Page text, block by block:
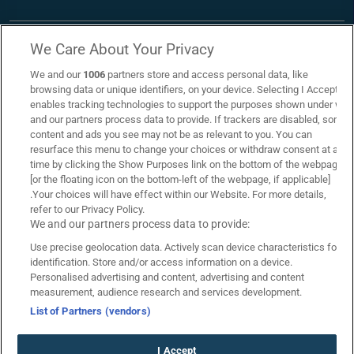
Επικοινωνία Links
Όροι Χρήσης Πολιτική Απορρήτου
Πολιτική Χρήσης Cookies Υπεύθυνος Στοιχηματισμός
Betarades Business Model
We Care About Your Privacy
We and our 1006 partners store and access personal data, like
browsing data or unique identifiers, on your device. Selecting I Accept
enables tracking technologies to support the purposes shown under we
and our partners process data to provide. If trackers are disabled, some
content and ads you see may not be as relevant to you. You can
resurface this menu to change your choices or withdraw consent at any
time by clicking the Show Purposes link on the bottom of the webpage
[or the floating icon on the bottom-left of the webpage, if applicable]
.Your choices will have effect within our Website. For more details,
refer to our Privacy Policy.
We and our partners process data to provide:
Use precise geolocation data. Actively scan device characteristics for
identification. Store and/or access information on a device.
Personalised advertising and content, advertising and content
measurement, audience research and services development.
List of Partners (vendors)
I Accept